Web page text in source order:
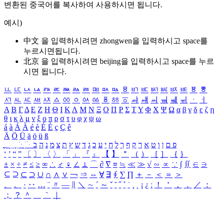
변환된 중국어를 복사하여 사용하시면 됩니다.
예시)
中文 을 입력하시려면 zhongwen을 입력하시고 space를
누르시면됩니다.
北京 을 입력하시려면 beijing을 입력하시고 space를 누르
시면 됩니다.
ㅥ ㅦ ㅧ ㅨ ㅩ ㅪ ㅫ ㅬ ㅭ ㅮ ㅯ ㅰ ㅱ ㅲ ㅳ ㅴ ㅵ ㅶ ㅷ ㅸ
ㅹ
ㅺ ㅻ ㅼ ㅽ ㅾ ㅿ ㆀ ㆁ ㆂ ㆃ ㆄ ㆅ ㆆ ㆇ ㆈ ㆉ ㆊ ㆋ ㆌ ㆍ
ㆎ
Α Β ΓΔ Ε Ζ Η Θ Ι ΚΛ Μ Ν Ξ Ο Π Ρ Σ ΤΥ Φ Χ Ψ Ω α β γ δ ε ζ η
θ ι κ λ μ ν ξ ο π ρ σ τ υ φ χ ψ ω
á à Á À é è É È ç Ç ê
Ä Ö Ü ä ö ü ß
ִֶֹ ֻּ ׁׂ פ ם ן ו ט א ר ק ף ך ל ח י ע כ ג ד ש ץ ת צ מ נ ה ב
‘ ’ “ ” 〔 〕 〈 〉 「 」 『 』 【 】 ＂ （ ） ［ ］ ｛ ｝
± × ÷ ≠ ≤ ≥ ∞ ∴ ♂ ♀ ∠ ⊥ ⌒ ∂ ∇ ≡ ≒ ≪ ≫ √ ∽ ∝ ∵ ∫ ∬ ∈ ∋
⊆ ⊇ ⊂ ⊃ ∪ ∩ ∧ ∨ ￢ ⇒ ⇔ ∀ ∃ ∮ ∑ ∏ ＋ － ＜ ＝
＞
、
。 · ‥ … ¨ 〃 ― ＼ ∼ ´ ～ ˇ ˘ ˝ ˚ ˙ ¸ ¡ ¿ ː ！ ＇ ， ． ／
：
；
？ ＾ ｀